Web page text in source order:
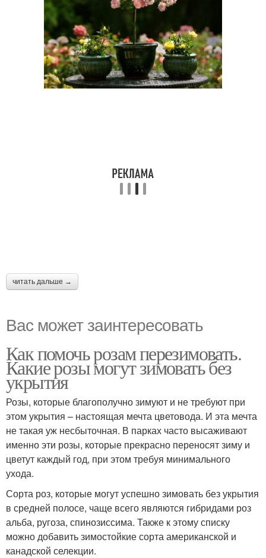
читать дальше →
Вас может заинтересовать
Как помочь розам перезимовать.
Какие розы могут зимовать без
укрытия
Розы, которые благополучно зимуют и не требуют при
этом укрытия – настоящая мечта цветовода. И эта мечта
не такая уж несбыточная. В парках часто высаживают
именно эти розы, которые прекрасно переносят зиму и
цветут каждый год, при этом требуя минимального
ухода.
Сорта роз, которые могут успешно зимовать без укрытия
в средней полосе, чаще всего являются гибридами роз
альба, ругоза, спинозиссима. Также к этому списку
можно добавить зимостойкие сорта американской и
канадской селекции.